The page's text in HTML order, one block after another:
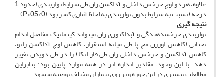
علاوه، هر دو اوج چرخش داخلی و آداکشن ران طی شرایط نواربندی (حدود 1
درجه) نسبت به شرایط بدون نواربندی به لحاظ آماری کمتر بود (05/0>P).
نتیجه­ گیری
نواربندی چرخش­دهندگی و آبداکتوری ران می­تواند کینماتیک مفاصل اندام
تحتانی (کاهش اورژن مچ پا طی میانه استقرار، کاهش اوج آداکشن زانو،
کاهش آداکشن و چرخش داخلی ران طی فاز اتکا) را در طی دویدن تغییر
دهد. با این وجود، مقادیر اندازه اثر در همه موارد پایین بود؛ بنابراین
مطالعات بیشتری در این حوزه و بر روی بیماران مختلف توصیه می­شود.